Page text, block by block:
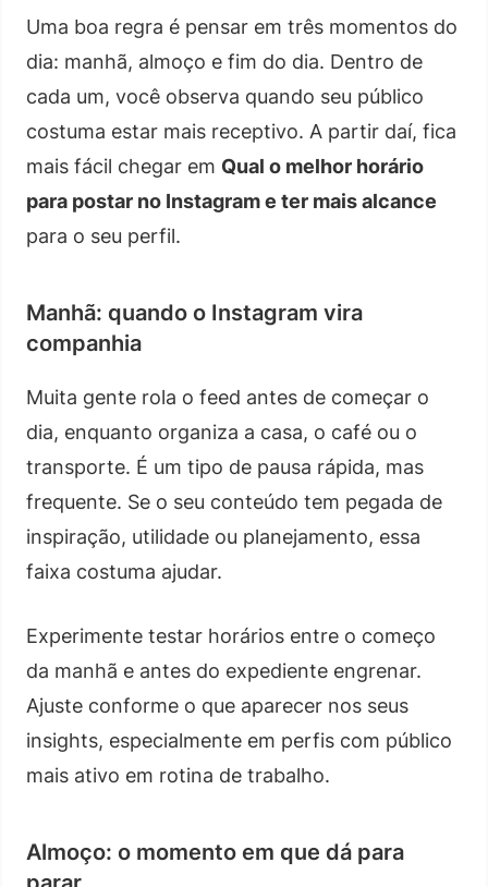
Uma boa regra é pensar em três momentos do
dia: manhã, almoço e fim do dia. Dentro de
cada um, você observa quando seu público
costuma estar mais receptivo. A partir daí, fica
mais fácil chegar em Qual o melhor horário
para postar no Instagram e ter mais alcance
para o seu perfil.
Manhã: quando o Instagram vira
companhia
Muita gente rola o feed antes de começar o
dia, enquanto organiza a casa, o café ou o
transporte. É um tipo de pausa rápida, mas
frequente. Se o seu conteúdo tem pegada de
inspiração, utilidade ou planejamento, essa
faixa costuma ajudar.
Experimente testar horários entre o começo
da manhã e antes do expediente engrenar.
Ajuste conforme o que aparecer nos seus
insights, especialmente em perfis com público
mais ativo em rotina de trabalho.
Almoço: o momento em que dá para